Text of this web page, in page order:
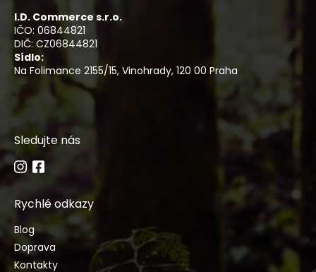
I.D. Commerce s.r.o.
IČO: 06844821
DIČ: CZ06844821
Sídlo:
Na Folimance 2155/15, Vinohrady, 120 00 Praha
Sledujte nás
Rychlé odkazy
Blog
Doprava
Kontakty